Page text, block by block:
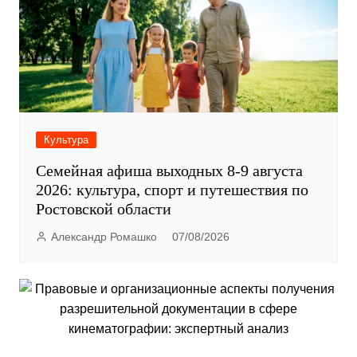
Культура
Семейная афиша выходных 8-9 августа
2026: культура, спорт и путешествия по
Ростовской области
Александр Ромашко 07/08/2026